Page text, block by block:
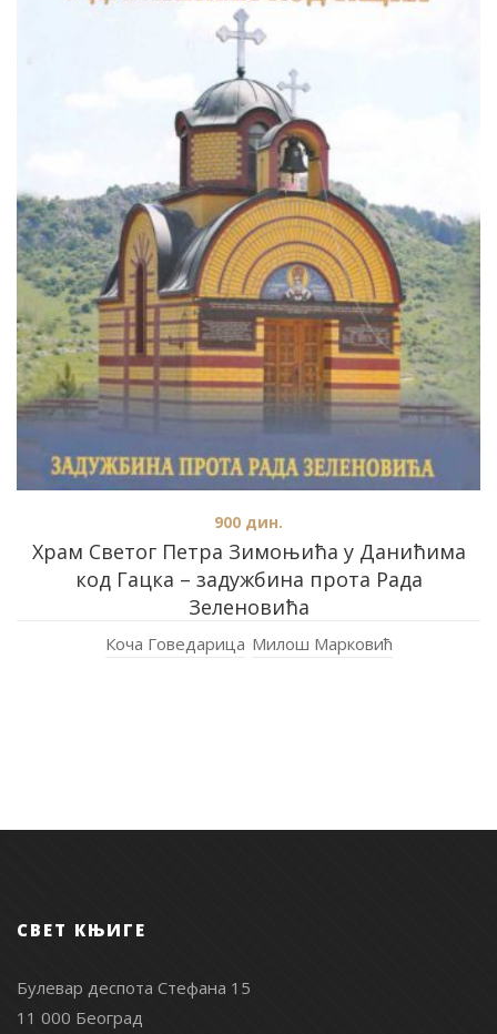
Храм Светог Петра Зимоњића у Данићима
код Гацка – задужбина прота Рада
Зеленовића
900 дин.
Коча Говедарица Милош Марковић
СВЕТ КЊИГЕ
Булевар деспота Стефана 15
11 000 Београд